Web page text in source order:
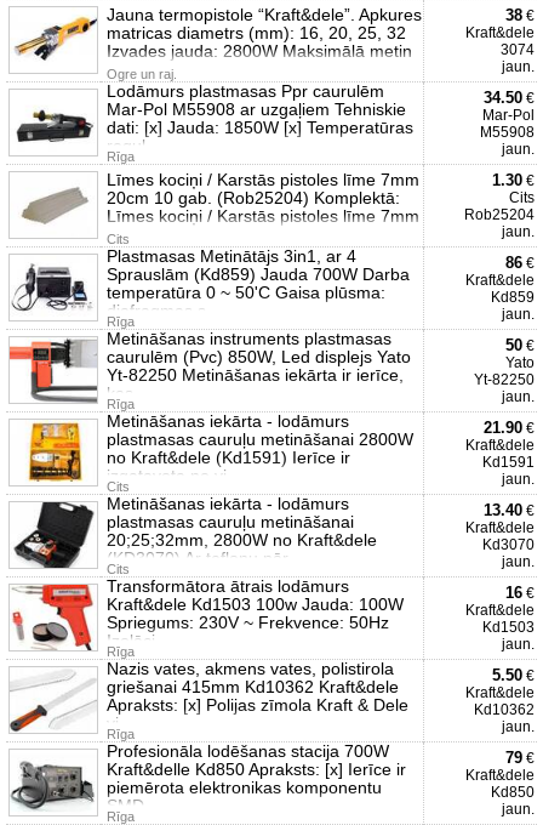
Jauna termopistole “Kraft&dele”. Apkures
matricas diametrs (mm): 16, 20, 25, 32
Izvades jauda: 2800W Maksimālā metin
Ogre un raj.
38 €
Kraft&dele
3074
jaun.
Lodāmurs plastmasas Ppr caurulēm
Mar-Pol M55908 ar uzgaļiem Tehniskie
dati: [x] Jauda: 1850W [x] Temperatūras
regul
Rīga
34.50 €
Mar-Pol
M55908
jaun.
Līmes kociņi / Karstās pistoles līme 7mm
20cm 10 gab. (Rob25204) Komplektā:
Līmes kociņi / Karstās pistoles līme 7mm
Cits
1.30 €
Cits
Rob25204
jaun.
Plastmasas Metinātājs 3in1, ar 4
Sprauslām (Kd859) Jauda 700W Darba
temperatūra 0 ~ 50'C Gaisa plūsma:
diafragmas s
Rīga
86 €
Kraft&dele
Kd859
jaun.
Metināšanas instruments plastmasas
caurulēm (Pvc) 850W, Led displejs Yato
Yt-82250 Metināšanas iekārta ir ierīce,
kas
Rīga
50 €
Yato
Yt-82250
jaun.
Metināšanas iekārta - lodāmurs
plastmasas cauruļu metināšanai 2800W
no Kraft&dele (Kd1591) Ierīce ir
izgatavota no vi
Cits
21.90 €
Kraft&dele
Kd1591
jaun.
Metināšanas iekārta - lodāmurs
plastmasas cauruļu metināšanai
20;25;32mm, 2800W no Kraft&dele
(KD3070) Ar teflonu pār
Cits
13.40 €
Kraft&dele
Kd3070
jaun.
Transformātora ātrais lodāmurs
Kraft&dele Kd1503 100w Jauda: 100W
Spriegums: 230V ~ Frekvence: 50Hz
Izolāci
Rīga
16 €
Kraft&dele
Kd1503
jaun.
Nazis vates, akmens vates, polistirola
griešanai 415mm Kd10362 Kraft&dele
Apraksts: [x] Polijas zīmola Kraft & Dele
vi
Rīga
5.50 €
Kraft&dele
Kd10362
jaun.
Profesionāla lodēšanas stacija 700W
Kraft&delle Kd850 Apraksts: [x] Ierīce ir
piemērota elektronikas komponentu
SMD
Rīga
79 €
Kraft&dele
Kd850
jaun.